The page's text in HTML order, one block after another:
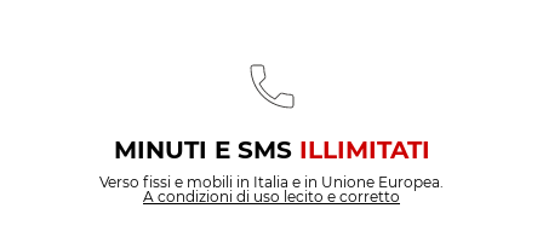
MINUTI E SMS ILLIMITATI
Verso fissi e mobili in Italia e in Unione Europea.
A condizioni di uso lecito e corretto